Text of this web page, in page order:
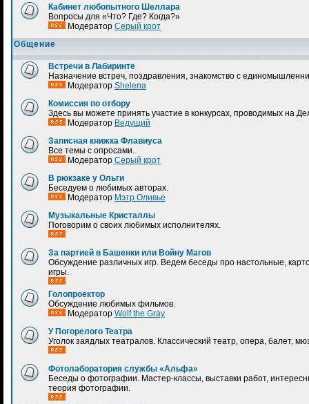
Кабинет любопытного Шеллара
Вопросы для «Что? Где? Когда?»
Модератор Серый крот
Общение
Встречи в Лабиринте
Назначение встреч, поздравления, знакомство с
Модератор Shelena
Комиссия по отбору
Здесь вы можете принять участие в конкурсах, проводимых на
Модератор Ведущий
Записная книжка Флавиуса
Все темы с опросами.
Модератор Серый крот
В рюкзаке у Ольги
Беседуем о любимых авторах.
Модератор Мэтр Оливье
Музыкальные Кристаллы
Поговорим о своих любимых исполнителях.
За партией в Башенки или Войну Магов
Обсуждение различных игр. Ведем беседы про настольные,
игры.
Голопроектор
Обсуждение любимых фильмов.
Модератор Wolf the Gray
У Погорелого Театра
Уголок заядлых театралов. Классический театр, опера, балет,
Фотолаборатория службы «Альфа»
Беседы о фотографии. Мастер-классы, выставки работ,
теория фотографии.